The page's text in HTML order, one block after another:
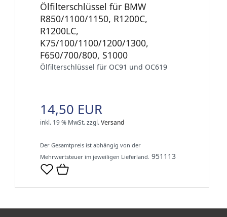
Ölfilterschlüssel für BMW
R850/1100/1150, R1200C,
R1200LC,
K75/100/1100/1200/1300,
F650/700/800, S1000
Ölfilterschlüssel für OC91 und OC619
14,50 EUR
inkl. 19 % MwSt.zzgl.Versand
Der Gesamtpreis ist abhängig von der
Mehrwertsteuer im jeweiligen Lieferland. 951113